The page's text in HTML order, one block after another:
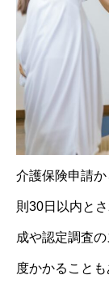
介護保険申請
則30日以内と
成や認定調査
度かかることも